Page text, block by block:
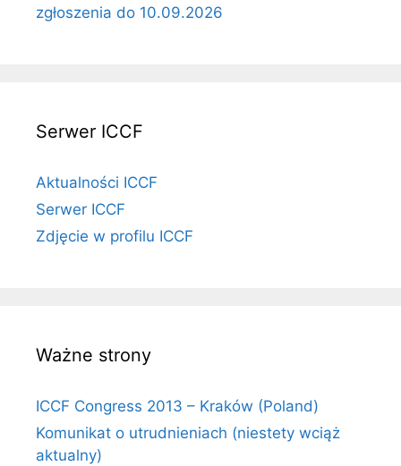
zgłoszenia do 10.09.2026
Serwer ICCF
Aktualności ICCF
Serwer ICCF
Zdjęcie w profilu ICCF
Ważne strony
ICCF Congress 2013 – Kraków (Poland)
Komunikat o utrudnieniach (niestety wciąż
aktualny)